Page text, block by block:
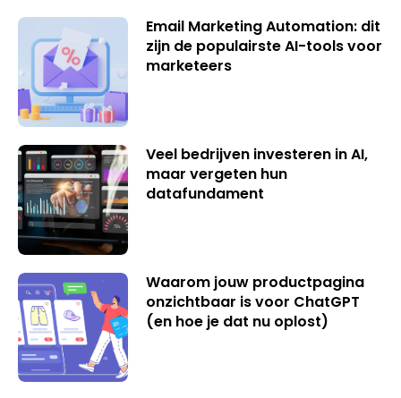
Email Marketing Automation: dit
zijn de populairste AI-tools voor
marketeers
Veel bedrijven investeren in AI,
maar vergeten hun
datafundament
Waarom jouw productpagina
onzichtbaar is voor ChatGPT
(en hoe je dat nu oplost)